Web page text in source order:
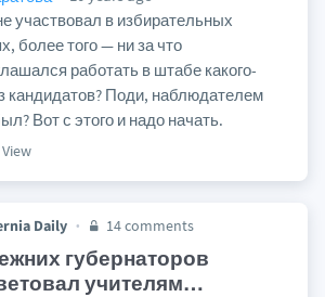
участвовал в избирательных
более того — ни за что
работать в штабе какого-
кандидатов? Поди, наблюдателем
Вот с этого и надо начать.
View
Daily 14 comments
губернаторов
учителям…